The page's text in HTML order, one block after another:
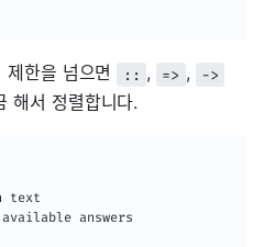
한을 넘으면 :: , => , ->
해서 정렬합니다.
text
answers